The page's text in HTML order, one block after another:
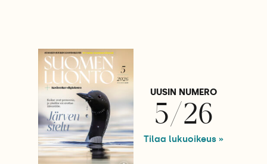
UUSIN NUMERO
5/26
Tilaa lukuoikeus »